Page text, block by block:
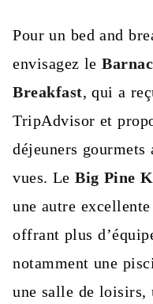
Pour un bed and
envisagez le
Breakfast, qui a
TripAdvisor et
déjeuners gourmets
vues. LeBig Pine
une autre
offrant plus
notamment une
une salle de loisirs,